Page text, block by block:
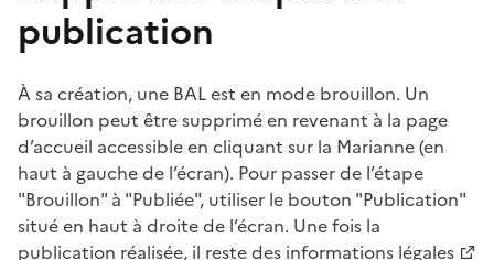
publication
À sa création, une BAL est en mode brouillon. Un
brouillon peut être supprimé en revenant à la page
d’accueil accessible en cliquant sur la Marianne (en
haut à gauche de l’écran). Pour passer de l’étape
"Brouillon" à "Publiée", utiliser le bouton "Publication"
situé en haut à droite de l’écran. Une fois la
publication réalisée, il reste des informations légales